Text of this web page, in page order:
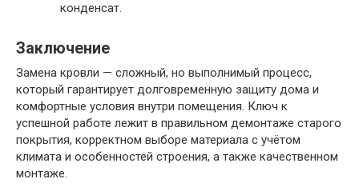
конденсат.
Заключение
Замена кровли — сложный, но выполнимый процесс,
который гарантирует долговременную защиту дома и
комфортные условия внутри помещения. Ключ к
успешной работе лежит в правильном демонтаже старого
покрытия, корректном выборе материала с учётом
климата и особенностей строения, а также качественном
монтаже.